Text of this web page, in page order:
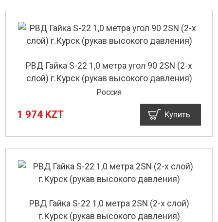
РВД Гайка S-22 1,0 метра угол 90 2SN (2-х
слой) г.Курск (рукав высокого давления)
Россия
1 974 KZT Купить
РВД Гайка S-22 1,0 метра 2SN (2-х слой)
г.Курск (рукав высокого давления)